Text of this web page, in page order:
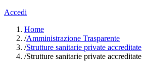
Accedi
Home
/Amministrazione Trasparente
/Strutture sanitarie private accreditate
/Strutture sanitarie private accreditate